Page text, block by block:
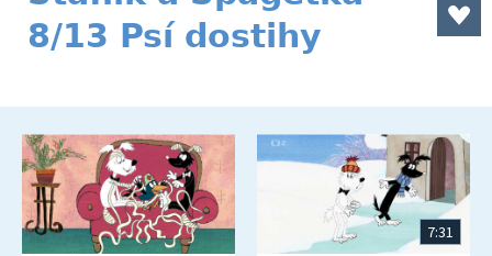
8/13 Psí dostihy
7:31